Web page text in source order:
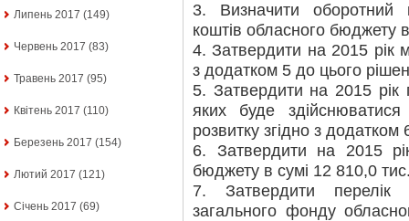
Липень 2017 (149)
Червень 2017 (83)
Травень 2017 (95)
Квітень 2017 (110)
Березень 2017 (154)
Лютий 2017 (121)
Січень 2017 (69)
3. Визначити оборотний
коштів обласного бюджету
4. Затвердити на 2015 рік
з додатком 5 до цього
5. Затвердити на 2015 рік
яких буде
розвитку згідно з
6. Затвердити на 2015
бюджету в сумі 12 810,0
7. Затвердити перелік
загального фонду